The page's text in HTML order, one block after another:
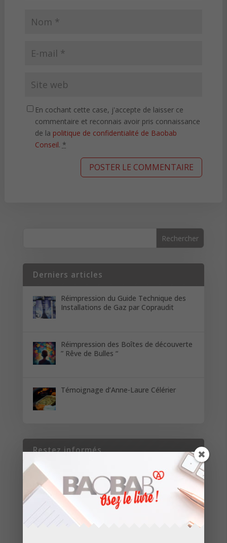
En cochant cette case, j'accepte de laisser ce
commentaire et reconnais avoir pris connaissance
de la politique de confidentialité de Baobab
Conseil. *
Derniers articles
Réimpression du Guide Technique des
Installations de Gaz par Copraudit
Réimpression des Boîtes de découverte
” Rêve de Bulles “
Témoignage d’Anne-Laure Célérier
Restez informés